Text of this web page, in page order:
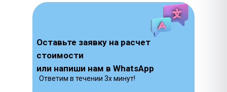
Оставьте заявку на расчет
стоимости
или напиши нам в WhatsApp
Ответим в течении 3х минут!